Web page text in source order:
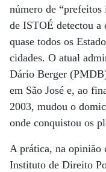
número de “prefeitos
de ISTOÉ detectou a
quase todos os
cidades. O atual
Dário Berger
em São José e, ao
2003, mudou o
onde conquistou os
A prática, na opinião
Instituto de Direito